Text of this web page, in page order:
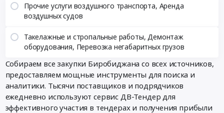
Прочие услуги воздушного транспорта, Аренда
воздушных судов
Такелажные и стропальные работы, Демонтаж
оборудования, Перевозка негабаритных грузов
Собираем все закупки Биробиджана со всех источников,
предоставляем мощные инструменты для поиска и
аналитики. Тысячи поставщиков и подрядчиков
ежедневно используют сервис ДВ-Тендер для
эффективного участия в тендерах и получения прибыли